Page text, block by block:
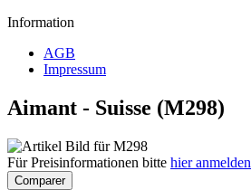
Information
AGB
Impressum
Aimant - Suisse (M298)
Für Preisinformationen bitte hier anmelden
Comparer